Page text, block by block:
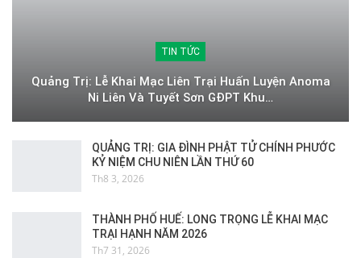
TIN TỨC
Quảng Trị: Lễ Khai Mạc Liên Trại Huấn Luyện Anoma
Ni Liên Và Tuyết Sơn GĐPT Khu…
QUẢNG TRỊ: GIA ĐÌNH PHẬT TỬ CHÍNH PHƯỚC
KỶ NIỆM CHU NIÊN LẦN THỨ 60
Th8 3, 2026
THÀNH PHỐ HUẾ: LONG TRỌNG LỄ KHAI MẠC
TRẠI HẠNH NĂM 2026
Th7 31, 2026